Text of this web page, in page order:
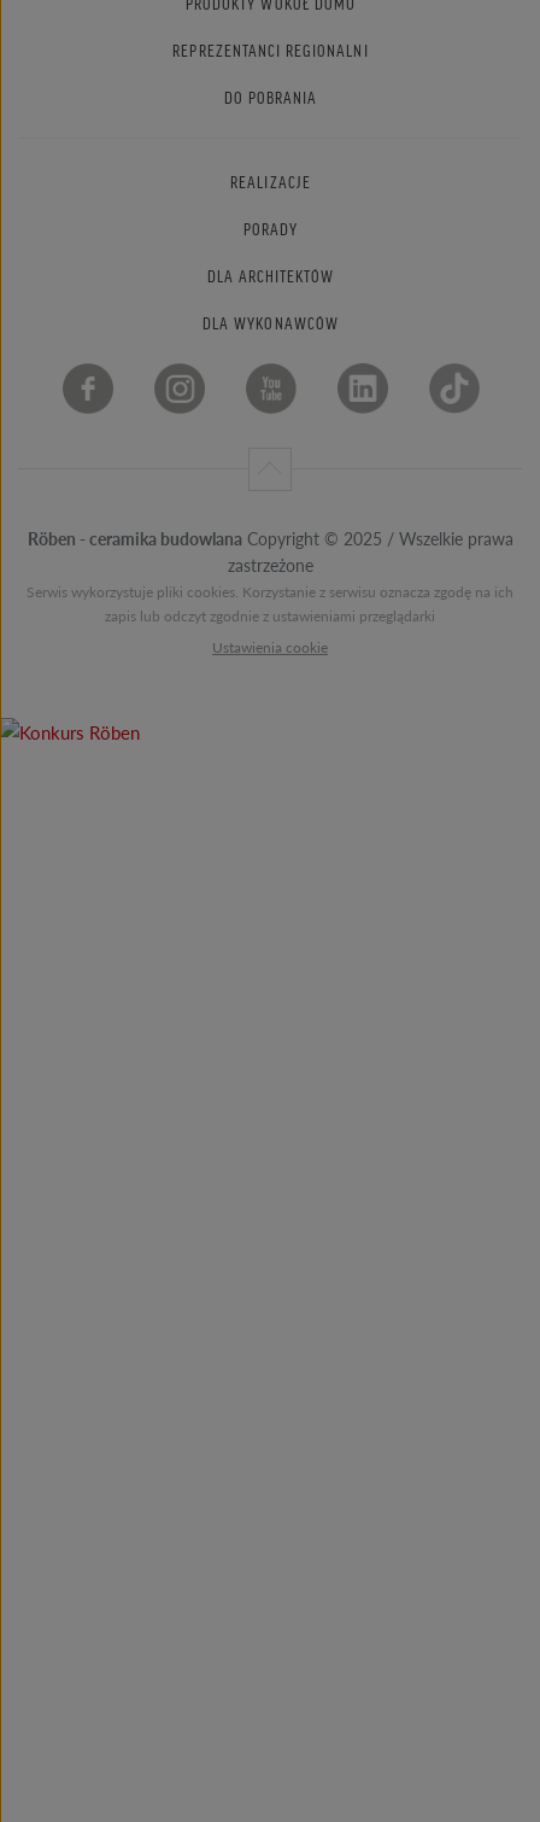
REPREZENTANCI REGIONALNI
DO POBRANIA
REALIZACJE
PORADY
DLA ARCHITEKTÓW
DLA WYKONAWCÓW
Röben - ceramika budowlana Copyright © 2025 / Wszelkie prawa
zastrzeżone
Serwis wykorzystuje pliki cookies. Korzystanie z serwisu oznacza zgodę na ich
zapis lub odczyt zgodnie z ustawieniami przeglądarki
Ustawienia cookie